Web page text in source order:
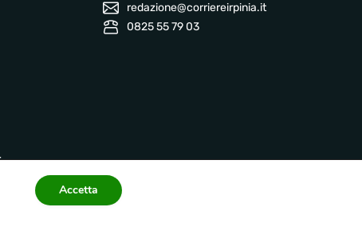
redazione@corriereirpinia.it
0825 55 79 03
Accetta